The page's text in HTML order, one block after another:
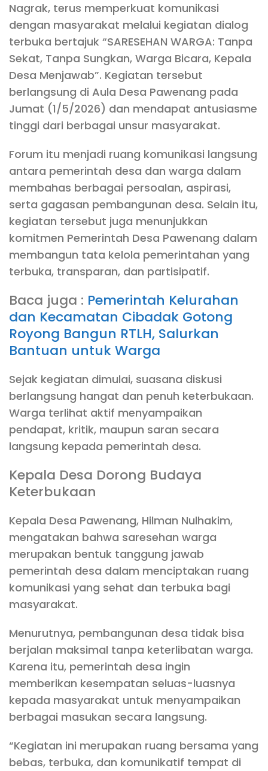
Nagrak, terus memperkuat komunikasi
dengan masyarakat melalui kegiatan dialog
terbuka bertajuk “SARESEHAN WARGA: Tanpa
Sekat, Tanpa Sungkan, Warga Bicara, Kepala
Desa Menjawab”. Kegiatan tersebut
berlangsung di Aula Desa Pawenang pada
Jumat (1/5/2026) dan mendapat antusiasme
tinggi dari berbagai unsur masyarakat.
Forum itu menjadi ruang komunikasi langsung
antara pemerintah desa dan warga dalam
membahas berbagai persoalan, aspirasi,
serta gagasan pembangunan desa. Selain itu,
kegiatan tersebut juga menunjukkan
komitmen Pemerintah Desa Pawenang dalam
membangun tata kelola pemerintahan yang
terbuka, transparan, dan partisipatif.
Baca juga : Pemerintah Kelurahan
dan Kecamatan Cibadak Gotong
Royong Bangun RTLH, Salurkan
Bantuan untuk Warga
Sejak kegiatan dimulai, suasana diskusi
berlangsung hangat dan penuh keterbukaan.
Warga terlihat aktif menyampaikan
pendapat, kritik, maupun saran secara
langsung kepada pemerintah desa.
Kepala Desa Dorong Budaya
Keterbukaan
Kepala Desa Pawenang, Hilman Nulhakim,
mengatakan bahwa saresehan warga
merupakan bentuk tanggung jawab
pemerintah desa dalam menciptakan ruang
komunikasi yang sehat dan terbuka bagi
masyarakat.
Menurutnya, pembangunan desa tidak bisa
berjalan maksimal tanpa keterlibatan warga.
Karena itu, pemerintah desa ingin
memberikan kesempatan seluas-luasnya
kepada masyarakat untuk menyampaikan
berbagai masukan secara langsung.
“Kegiatan ini merupakan ruang bersama yang
bebas, terbuka, dan komunikatif tempat di